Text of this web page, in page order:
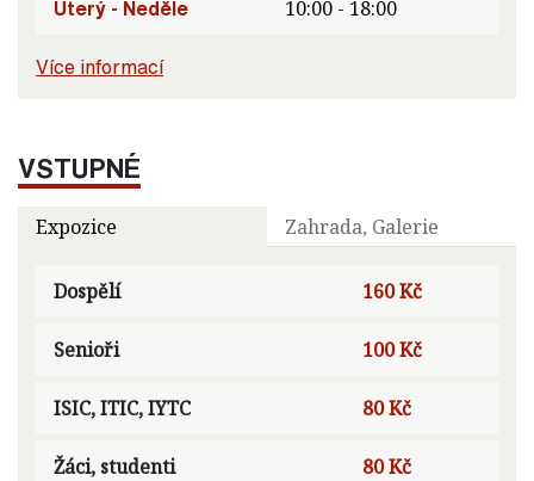
Úterý - Neděle
10:00 - 18:00
Více informací
VSTUPNÉ
Expozice Zahrada, Galerie
Dospělí 160 Kč
Senioři 100 Kč
ISIC, ITIC, IYTC 80 Kč
Žáci, studenti 80 Kč